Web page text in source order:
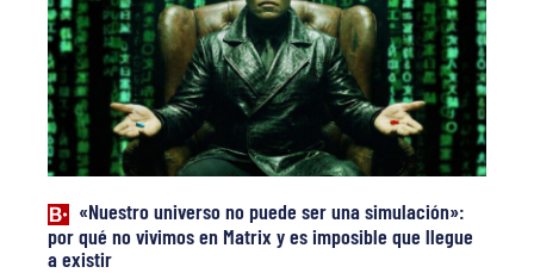
«Nuestro universo no puede ser una simulación»:
por qué no vivimos en Matrix y es imposible que llegue
a existir